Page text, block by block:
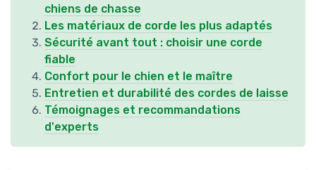
chiens de chasse
Les matériaux de corde les plus adaptés
Sécurité avant tout : choisir une corde
fiable
Confort pour le chien et le maître
Entretien et durabilité des cordes de laisse
Témoignages et recommandations
d'experts